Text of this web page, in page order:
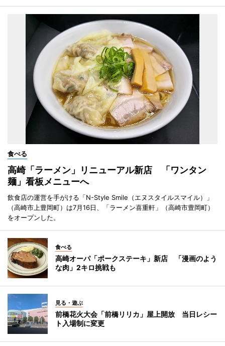
食べる
高崎「ラーメン」リニューアル新店 「ワンタン
麺」看板メニューへ
飲食店の運営を手がける「N-Style Smile（エヌスタイルスマイル）」
（高崎市上豊岡町）は7月16日、「ラーメン喜重軒」（高崎市豊岡町）
をオープンした。
食べる
高崎オーパ「ポークステーキ」新店 「漫画のよう
な肉」2キロ挑戦も
見る・遊ぶ
前橋花火大会「前橋リリカ」屋上開放 当日レシー
ト入場制に変更